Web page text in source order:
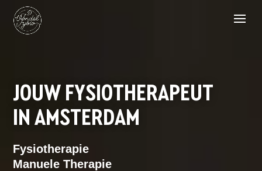
JOUW FYSIOTHERAPEUT
IN AMSTERDAM
Fysiotherapie
Manuele Therapie